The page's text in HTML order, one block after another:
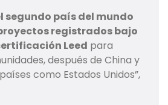
segundo país del mundo
registrados bajo
Leed para
después de China y
como Estados Unidos”,